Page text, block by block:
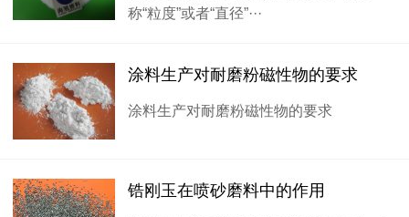
称“粒度”或者“直径”···
涂料生产对耐磨粉磁性物的要求
涂料生产对耐磨粉磁性物的要求
锆刚玉在喷砂磨料中的作用